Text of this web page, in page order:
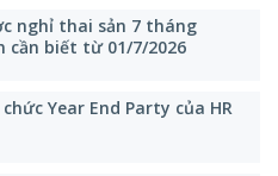
nghỉ thai sản 7 tháng
cần biết từ 01/7/2026
Year End Party của HR